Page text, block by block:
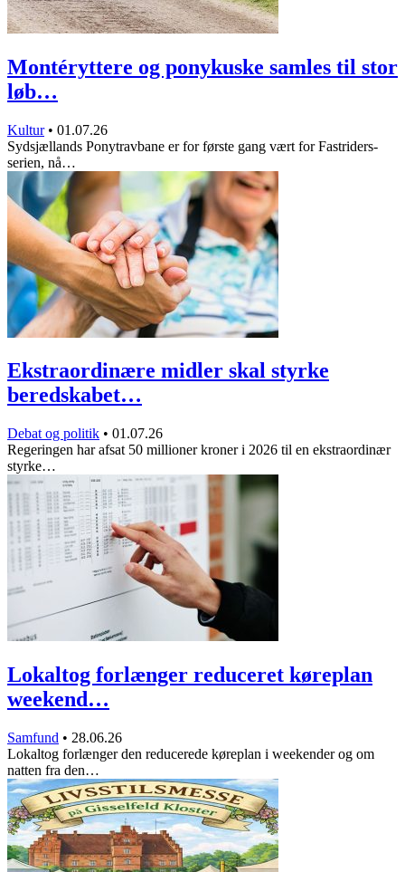
Montéryttere og ponykuske samles til stor
løb…
Kultur • 01.07.26
Sydsjællands Ponytravbane er for første gang vært for Fastriders-
serien, nå…
Ekstraordinære midler skal styrke
beredskabet…
Debat og politik • 01.07.26
Regeringen har afsat 50 millioner kroner i 2026 til en ekstraordinær
styrke…
Lokaltog forlænger reduceret køreplan
weekend…
Samfund • 28.06.26
Lokaltog forlænger den reducerede køreplan i weekender og om
natten fra den…